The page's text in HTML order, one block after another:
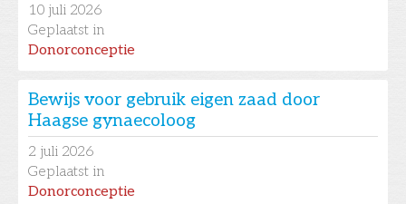
10 juli 2026
Geplaatst in
Donorconceptie
Bewijs voor gebruik eigen zaad door
Haagse gynaecoloog
2 juli 2026
Geplaatst in
Donorconceptie